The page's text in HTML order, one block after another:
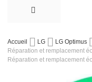
au
Accueil LG LG Optimus
Réparation et remplacement
Réparation et remplacement